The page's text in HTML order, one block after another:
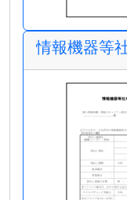
情報機器等